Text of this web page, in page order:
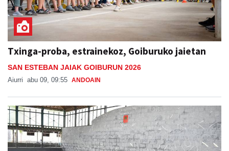
Txinga-proba, estrainekoz, Goiburuko jaietan
SAN ESTEBAN JAIAK GOIBURUN 2026
Aiurri abu 09, 09:55 ANDOAIN